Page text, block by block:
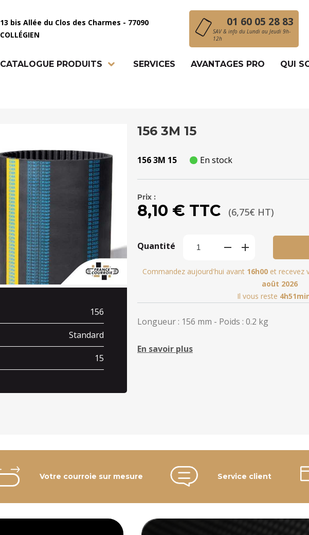
13 bis Allée du Clos des Charmes - 77090
COLLÉGIEN
01 60 05 28 83
SAV & info du Lundi au Jeudi 9h-
12h
CATALOGUE PRODUITS SERVICES AVANTAGES PRO QUI
156
Standard
15
156 3M 15
156 3M 15 En stock
Prix :
8,10 € TTC (6,75€ HT)
Quantité
Commandez aujourd'hui avant 16h00et recevez
août 2026
Il vous reste
Longueur : 156 mm - Poids : 0.2 kg
En savoir plus
Votre courroie sur mesure Service client